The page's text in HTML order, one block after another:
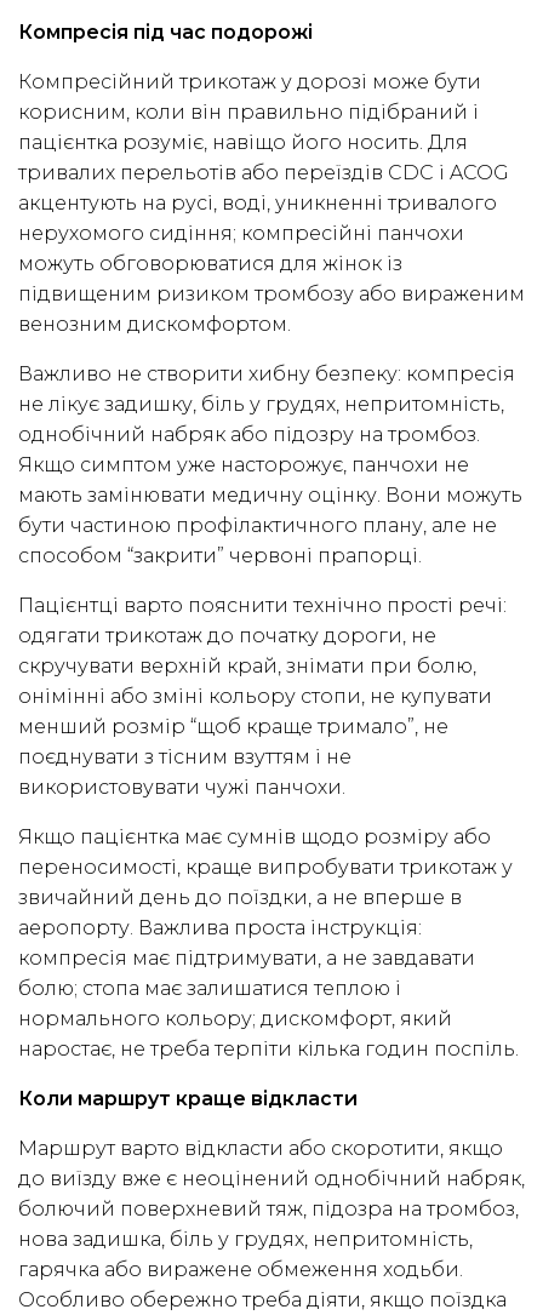
Компресія під час подорожі
Компресійний трикотаж у дорозі може бути
корисним, коли він правильно підібраний і
пацієнтка розуміє, навіщо його носить. Для
тривалих перельотів або переїздів CDC і ACOG
акцентують на русі, воді, уникненні тривалого
нерухомого сидіння; компресійні панчохи
можуть обговорюватися для жінок із
підвищеним ризиком тромбозу або вираженим
венозним дискомфортом.
Важливо не створити хибну безпеку: компресія
не лікує задишку, біль у грудях, непритомність,
однобічний набряк або підозру на тромбоз.
Якщо симптом уже насторожує, панчохи не
мають замінювати медичну оцінку. Вони можуть
бути частиною профілактичного плану, але не
способом “закрити” червоні прапорці.
Пацієнтці варто пояснити технічно прості речі:
одягати трикотаж до початку дороги, не
скручувати верхній край, знімати при болю,
онімінні або зміні кольору стопи, не купувати
менший розмір “щоб краще тримало”, не
поєднувати з тісним взуттям і не
використовувати чужі панчохи.
Якщо пацієнтка має сумнів щодо розміру або
переносимості, краще випробувати трикотаж у
звичайний день до поїздки, а не вперше в
аеропорту. Важлива проста інструкція:
компресія має підтримувати, а не завдавати
болю; стопа має залишатися теплою і
нормального кольору; дискомфорт, який
наростає, не треба терпіти кілька годин поспіль.
Коли маршрут краще відкласти
Маршрут варто відкласти або скоротити, якщо
до виїзду вже є неоцінений однобічний набряк,
болючий поверхневий тяж, підозра на тромбоз,
нова задишка, біль у грудях, непритомність,
гарячка або виражене обмеження ходьби.
Особливо обережно треба діяти, якщо поїздка